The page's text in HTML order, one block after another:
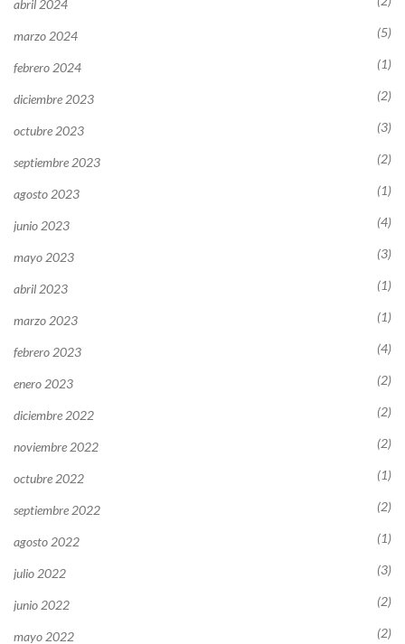
abril 2024
marzo 2024 (5)
febrero 2024 (1)
diciembre 2023 (2)
octubre 2023 (3)
septiembre 2023 (2)
agosto 2023 (1)
junio 2023 (4)
mayo 2023 (3)
abril 2023 (1)
marzo 2023 (1)
febrero 2023 (4)
enero 2023 (2)
diciembre 2022 (2)
noviembre 2022 (2)
octubre 2022 (1)
septiembre 2022 (2)
agosto 2022 (1)
julio 2022 (3)
junio 2022 (2)
mayo 2022 (2)